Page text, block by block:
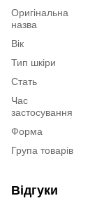
Оригінальна
назва
Вік
Тип шкіри
Стать
Час
застосування
Форма
Група товарів
Відгуки